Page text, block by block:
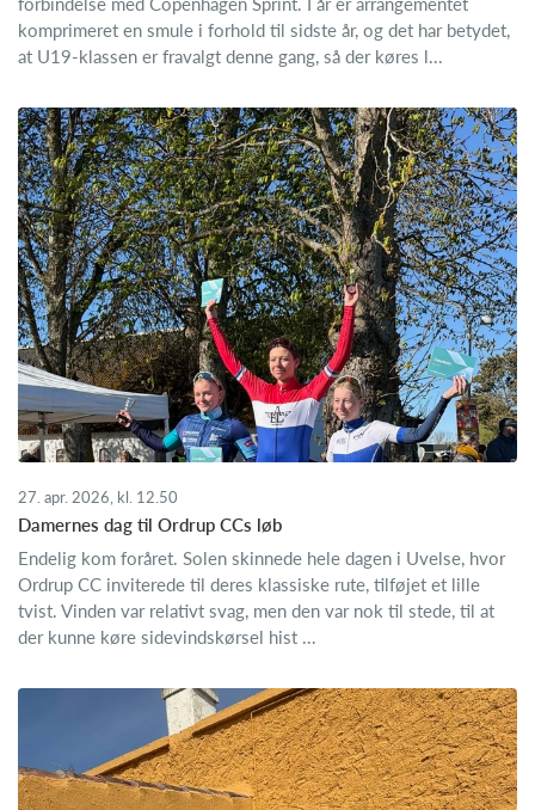
komprimeret en smule i forhold til sidste år, og det har betydet,
at U19-klassen er fravalgt denne gang, så der køres l...
27. apr. 2026, kl. 12.50
Damernes dag til Ordrup CCs løb
Endelig kom foråret. Solen skinnede hele dagen i Uvelse, hvor
Ordrup CC inviterede til deres klassiske rute, tilføjet et lille
tvist. Vinden var relativt svag, men den var nok til stede, til at
der kunne køre sidevindskørsel hist ...